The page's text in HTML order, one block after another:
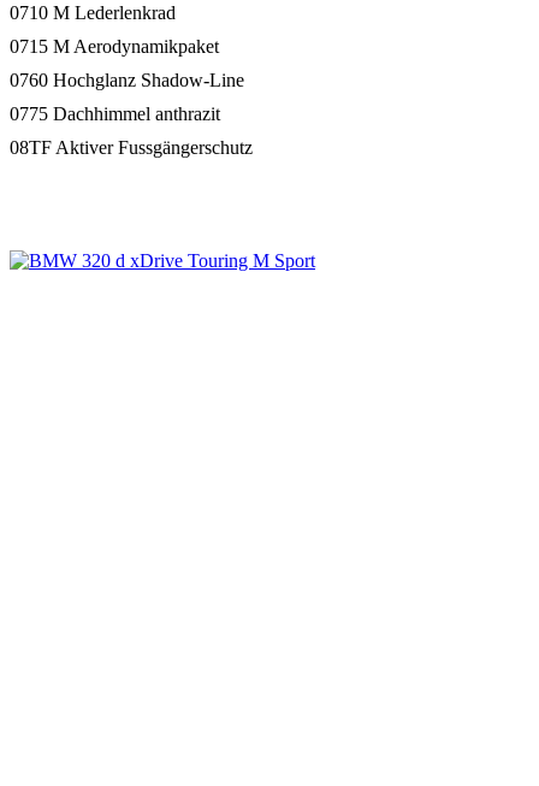
0710 M Lederlenkrad
0715 M Aerodynamikpaket
0760 Hochglanz Shadow-Line
0775 Dachhimmel anthrazit
08TF Aktiver Fussgängerschutz